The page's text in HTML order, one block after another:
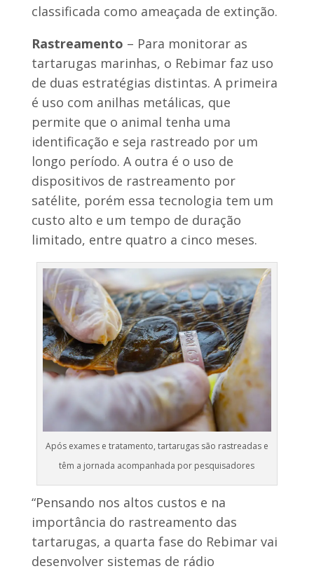
classificada como ameaçada de extinção.
Rastreamento – Para monitorar as
tartarugas marinhas, o Rebimar faz uso
de duas estratégias distintas. A primeira
é uso com anilhas metálicas, que
permite que o animal tenha uma
identificação e seja rastreado por um
longo período. A outra é o uso de
dispositivos de rastreamento por
satélite, porém essa tecnologia tem um
custo alto e um tempo de duração
limitado, entre quatro a cinco meses.
Após exames e tratamento, tartarugas são rastreadas e
têm a jornada acompanhada por pesquisadores
“Pensando nos altos custos e na
importância do rastreamento das
tartarugas, a quarta fase do Rebimar vai
desenvolver sistemas de rádio